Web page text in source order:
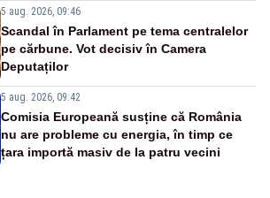
5 aug. 2026, 09:46
Scandal în Parlament pe tema centralelor
pe cărbune. Vot decisiv în Camera
Deputaților
5 aug. 2026, 09:42
Comisia Europeană susține că România
nu are probleme cu energia, în timp ce
țara importă masiv de la patru vecini